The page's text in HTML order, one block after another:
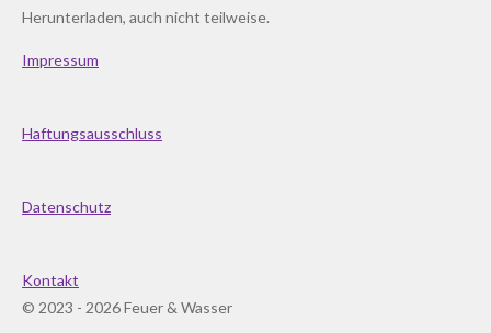
Herunterladen, auch nicht teilweise.
Impressum
Haftungsausschluss
Datenschutz
Kontakt
© 2023 - 2026 Feuer & Wasser